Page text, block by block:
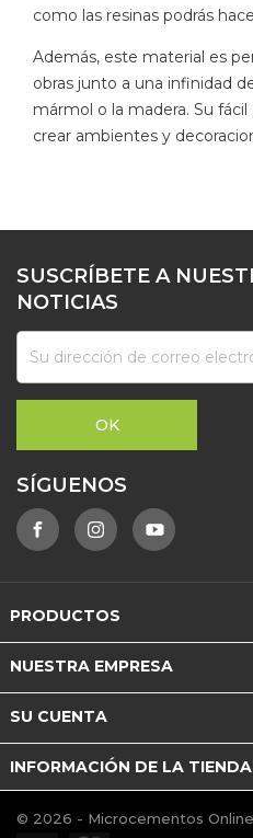
como las resinas podrás
Además, este material es
obras junto a una infinidad
mármol o la madera. Su
crear ambientes y
SUSCRÍBETE A
NOTICIAS
SÍGUENOS
PRODUCTOS
NUESTRA EMPRESA
SU CUENTA
INFORMACIÓN DE LA TIENDA
© 2026 - Microcementos Online